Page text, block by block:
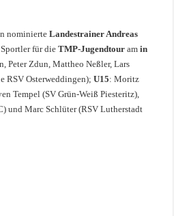
nominierteLandestrainer Andreas
für dieTMP-Jugendtour amin
Peter Zdun, Mattheo Neßler, Lars
RSV Osterweddingen);U15: Moritz
Tempel (SV Grün-Weiß Piesteritz),
und Marc Schlüter (RSV Lutherstadt